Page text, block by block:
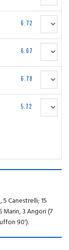
6.72
6.67
6.78
5.72
Canestrelli; 15
Marin, 3 Angori (7
90').